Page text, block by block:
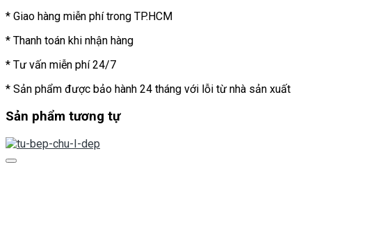
* Giao hàng miễn phí trong TP.HCM
* Thanh toán khi nhận hàng
* Tư vấn miễn phí 24/7
* Sản phẩm được bảo hành 24 tháng với lỗi từ nhà sản xuất
Sản phẩm tương tự